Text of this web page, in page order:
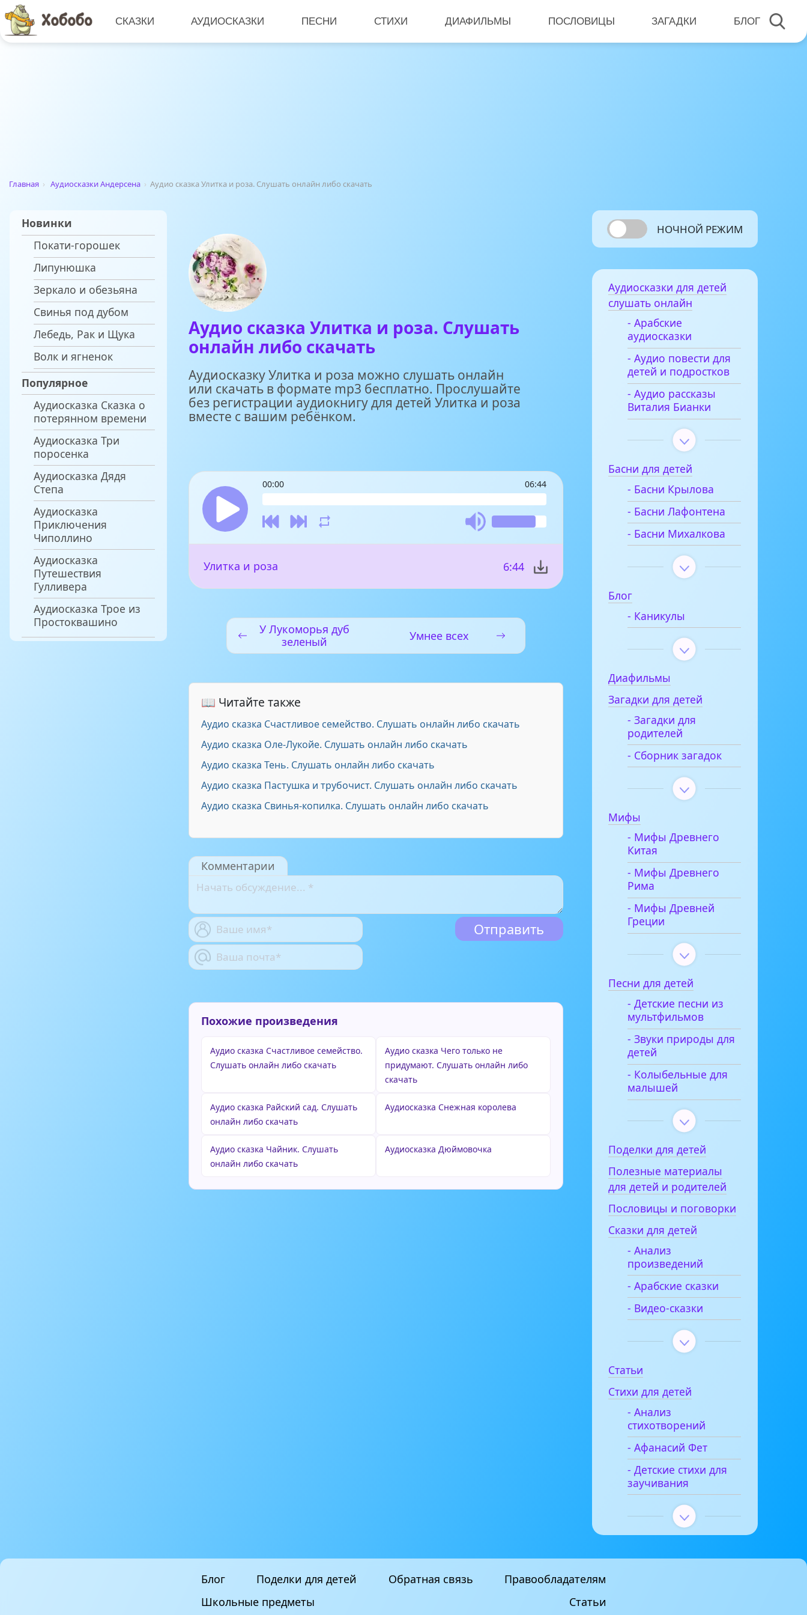
СКАЗКИ АУДИОСКАЗКИ ПЕСНИ СТИХИ ДИАФИЛЬМЫ ПОСЛОВИЦЫ ЗАГАДКИ БЛОГ
Главная › Аудиосказки Андерсена › Аудио сказка Улитка и роза. Слушать онлайн либо скачать
Новинки
Покати-горошек
Липунюшка
Зеркало и обезьяна
Свинья под дубом
Лебедь, Рак и Щука
Волк и ягненок
Популярное
Аудиосказка Сказка о
потерянном времени
Аудиосказка Три
поросенка
Аудиосказка Дядя
Степа
Аудиосказка
Приключения
Чиполлино
Аудиосказка
Путешествия
Гулливера
Аудиосказка Трое из
Простоквашино
Аудио сказка Улитка и роза. Слушать
онлайн либо скачать
Аудиосказку Улитка и роза можно слушать онлайн
или скачать в формате mp3 бесплатно. Прослушайте
без регистрации аудиокнигу для детей Улитка и роза
вместе с вашим ребёнком.
00:00 06:44
Улитка и роза 6:44
У Лукоморья дуб
зеленый
Умнее всех
📖 Читайте также
Аудио сказка Счастливое семейство. Слушать онлайн либо скачать
Аудио сказка Оле-Лукойе. Слушать онлайн либо скачать
Аудио сказка Тень. Слушать онлайн либо скачать
Аудио сказка Пастушка и трубочист. Слушать онлайн либо скачать
Аудио сказка Свинья-копилка. Слушать онлайн либо скачать
Комментарии
Похожие произведения
Аудио сказка Счастливое семейство.
Слушать онлайн либо скачать
Аудио сказка Чего только не
придумают. Слушать онлайн либо
скачать
Аудио сказка Райский сад. Слушать
онлайн либо скачать
Аудиосказка Снежная королева
Аудио сказка Чайник. Слушать
онлайн либо скачать
Аудиосказка Дюймовочка
НОЧНОЙ РЕЖИМ
Аудиосказки для детей
слушать онлайн
- Арабские
аудиосказки
- Аудио повести для
детей и подростков
- Аудио рассказы
Виталия Бианки
Басни для детей
- Басни Крылова
- Басни Лафонтена
- Басни Михалкова
Блог
- Каникулы
Диафильмы
Загадки для детей
- Загадки для
родителей
- Сборник загадок
Мифы
- Мифы Древнего
Китая
- Мифы Древнего
Рима
- Мифы Древней
Греции
Песни для детей
- Детские песни из
мультфильмов
- Звуки природы для
детей
- Колыбельные для
малышей
Поделки для детей
Полезные материалы
для детей и родителей
Пословицы и поговорки
Сказки для детей
- Анализ
произведений
- Арабские сказки
- Видео-сказки
Статьи
Стихи для детей
- Анализ
стихотворений
- Афанасий Фет
- Детские стихи для
заучивания
Блог Поделки для детей Обратная связь
Правообладателям
Школьные предметы
Статьи